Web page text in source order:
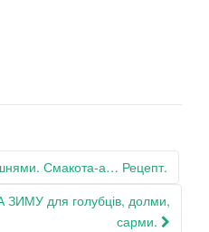
Смакота-а… Рецепт.
для голубців, долми,
сарми.